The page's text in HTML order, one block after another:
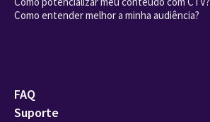
Como entender melhor a minha audiência?
FAQ
Suporte